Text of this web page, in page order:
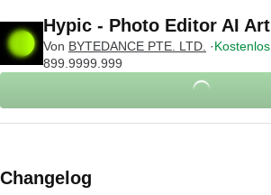
Hypic - Photo Editor AI Art
Von BYTEDANCE PTE. LTD.
Kostenlos
899.9999.999
Changelog